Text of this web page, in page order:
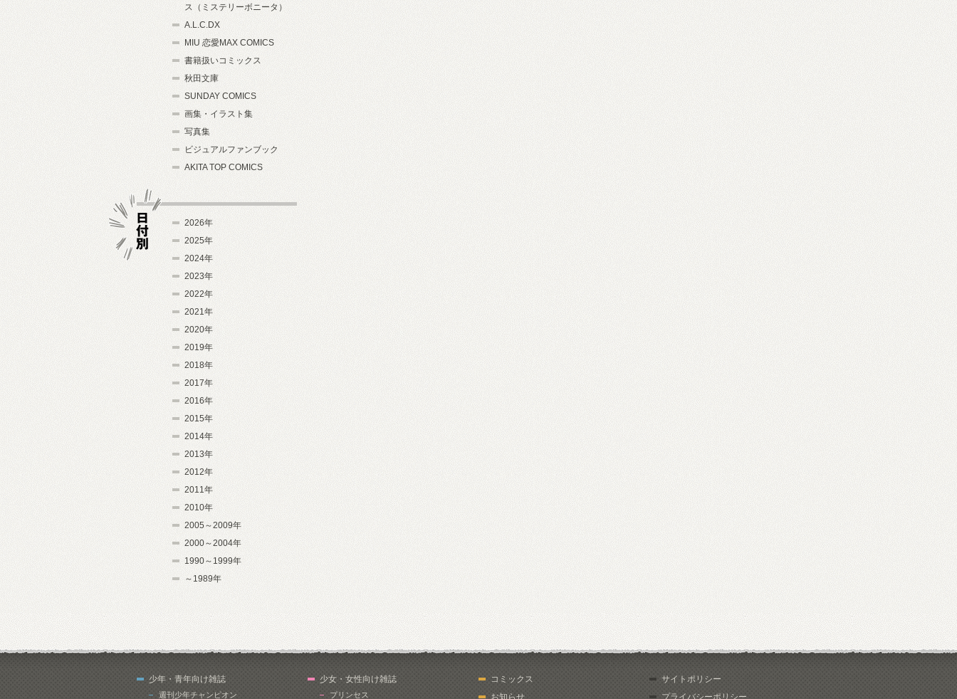
ス（ミステリーボニータ）
A.L.C.DX
MIU 恋愛MAX COMICS
書籍扱いコミックス
秋田文庫
SUNDAY COMICS
画集・イラスト集
写真集
ビジュアルファンブック
AKITA TOP COMICS
2026年
2025年
2024年
2023年
2022年
2021年
2020年
2019年
2018年
2017年
2016年
2015年
2014年
2013年
2012年
2011年
2010年
2005～2009年
2000～2004年
1990～1999年
～1989年
少年・青年向け雑誌
週刊少年チャンピオン
少女・女性向け雑誌
プリンセス
コミックス
お知らせ
サイトポリシー
プライバシーポリシー